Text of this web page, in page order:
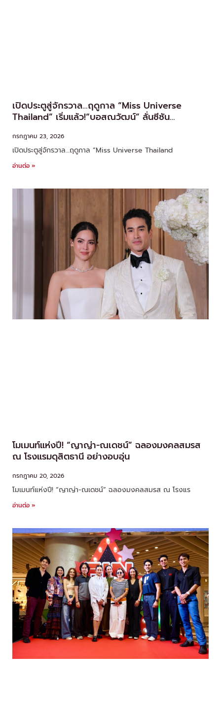
เปิดประตูสู่จักรวาล…ฤดูกาล “Miss Universe
Thailand” เริ่มแล้ว!“บอสณวัฒน์” ลั่นซีซัน
กรกฎาคม 23, 2026
เปิดประตูสู่จักรวาล…ฤดูกาล “Miss Universe Thailand
อ่านต่อ »
โมเมนท์แห่งปี! “ญาญ่า-ณเดชน์” ฉลองมงคลสมรส
ณ โรงแรมดุสิตธานี อย่างอบอุ่น
กรกฎาคม 20, 2026
โมเมนท์แห่งปี! “ญาญ่า-ณเดชน์” ฉลองมงคลสมรส ณ โรงแร
อ่านต่อ »